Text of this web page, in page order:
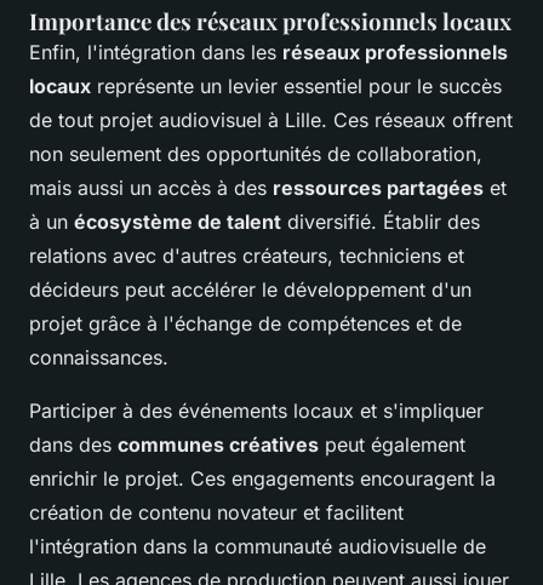
Importance des réseaux professionnels locaux
Enfin, l'intégration dans les réseaux professionnels
locaux représente un levier essentiel pour le succès
de tout projet audiovisuel à Lille. Ces réseaux offrent
non seulement des opportunités de collaboration,
mais aussi un accès à des ressources partagées et
à un écosystème de talent diversifié. Établir des
relations avec d'autres créateurs, techniciens et
décideurs peut accélérer le développement d'un
projet grâce à l'échange de compétences et de
connaissances.
Participer à des événements locaux et s'impliquer
dans des communes créatives peut également
enrichir le projet. Ces engagements encouragent la
création de contenu novateur et facilitent
l'intégration dans la communauté audiovisuelle de
Lille. Les agences de production peuvent aussi jouer